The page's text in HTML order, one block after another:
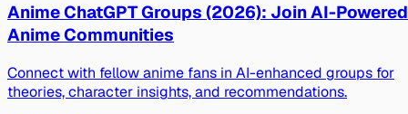
Anime ChatGPT Groups (2026): Join AI-Powered
Anime Communities
Connect with fellow anime fans in AI-enhanced groups for
theories, character insights, and recommendations.